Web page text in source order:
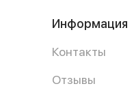
Информация
Контакты
Отзывы